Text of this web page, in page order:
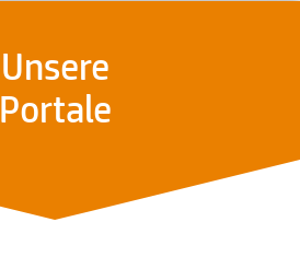
Unsere
Portale